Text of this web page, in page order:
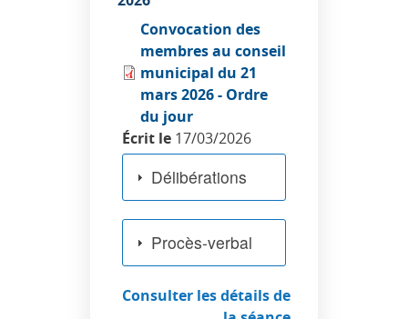
Convocation des
membres au conseil
municipal du 21
mars 2026 - Ordre
du jour
Écrit le 17/03/2026
Délibérations
Procès-verbal
Consulter les détails de